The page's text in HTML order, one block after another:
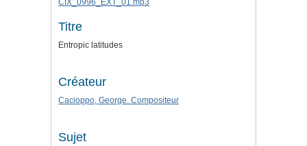
CIX_0996_EXT_01.mp3
Titre
Entropic latitudes
Créateur
Cacioppo, George. Compositeur
Sujet